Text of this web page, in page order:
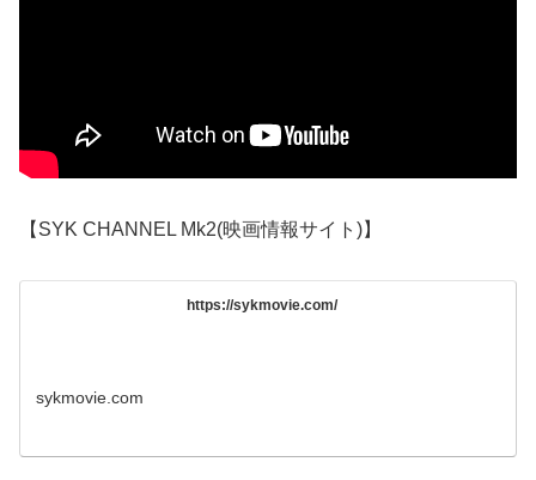
【SYK CHANNEL Mk2(映画情報サイト)】
https://sykmovie.com/
sykmovie.com